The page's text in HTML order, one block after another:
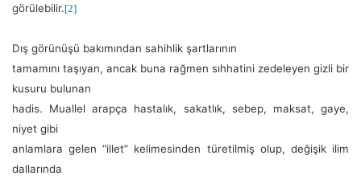
görülebilir.[2]
Dış görünüşü bakımından sahihlik şartlarının
tamamını taşıyan, ancak buna rağmen sıhhatini zedeleyen gizli bir
kusuru bulunan
hadis. Muallel arapça hastalık, sakatlık, sebep, maksat, gaye,
niyet gibi
anlamlara gelen “illet” kelimesinden türetilmiş olup, değişik ilim
dallarında